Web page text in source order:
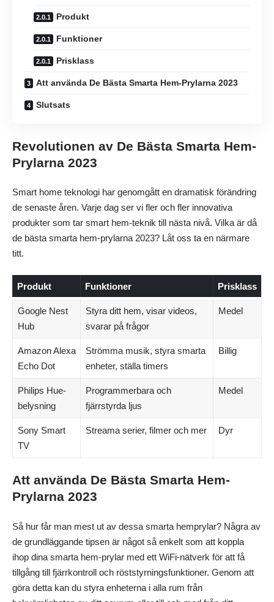
Produkt
Funktioner
Prisklass
Att använda De Bästa Smarta Hem-Prylarna 2023
Slutsats
Revolutionen av De Bästa Smarta Hem-
Prylarna 2023
Smart home teknologi har genomgått en dramatisk förändring
de senaste åren. Varje dag ser vi fler och fler innovativa
produkter som tar smart hem-teknik till nästa nivå. Vilka är då
de bästa smarta hem-prylarna 2023? Låt oss ta en närmare
titt.
Produkt Funktioner Prisklass
Google Nest
Hub
Styra ditt hem, visar videos,
svarar på frågor
Medel
Amazon Alexa
Echo Dot
Strömma musik, styra smarta
enheter, ställa timers
Billig
Philips Hue-
belysning
Programmerbara och
fjärrstyrda ljus
Medel
Sony Smart
TV
Streama serier, filmer och mer Dyr
Att använda De Bästa Smarta Hem-
Prylarna 2023
Så hur får man mest ut av dessa smarta hemprylar? Några av
de grundläggande tipsen är något så enkelt som att koppla
ihop dina smarta hem-prylar med ett WiFi-nätverk för att få
tillgång till fjärrkontroll och röststyrningsfunktioner. Genom att
göra detta kan du styra enheterna i alla rum från